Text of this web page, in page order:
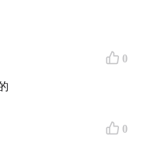
放才能跟上变化速
都不会的人，从中
进商业化
0
0